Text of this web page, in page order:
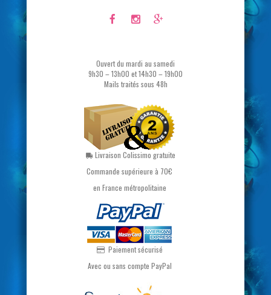
Ouvert du mardi au samedi
9h30 – 13h00 et 14h30 – 19h00
Mails traités sous 48h
Livraison Colissimo gratuite
Commande supérieure à 70€
en France métropolitaine
Paiement sécurisé
Avec ou sans compte PayPal